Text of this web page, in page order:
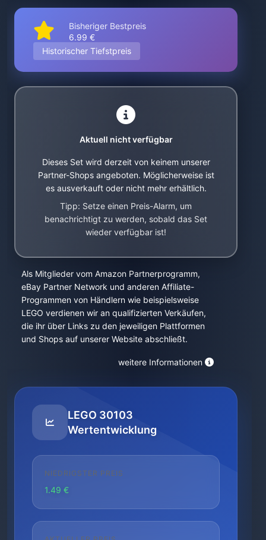
Bisheriger Bestpreis
6.99 €
Historischer Tiefstpreis
Aktuell nicht verfügbar
Dieses Set wird derzeit von keinem unserer
Partner-Shops angeboten. Möglicherweise ist
es ausverkauft oder nicht mehr erhältlich.
Tipp: Setze einen Preis-Alarm, um
benachrichtigt zu werden, sobald das Set
wieder verfügbar ist!
Als Mitglieder vom Amazon Partnerprogramm,
eBay Partner Network und anderen Affiliate-
Programmen von Händlern wie beispielsweise
LEGO verdienen wir an qualifizierten Verkäufen,
die ihr über Links zu den jeweiligen Plattformen
und Shops auf unserer Website abschließt.
weitere Informationen
LEGO 30103
Wertentwicklung
NIEDRIGSTER PREIS
1.49 €